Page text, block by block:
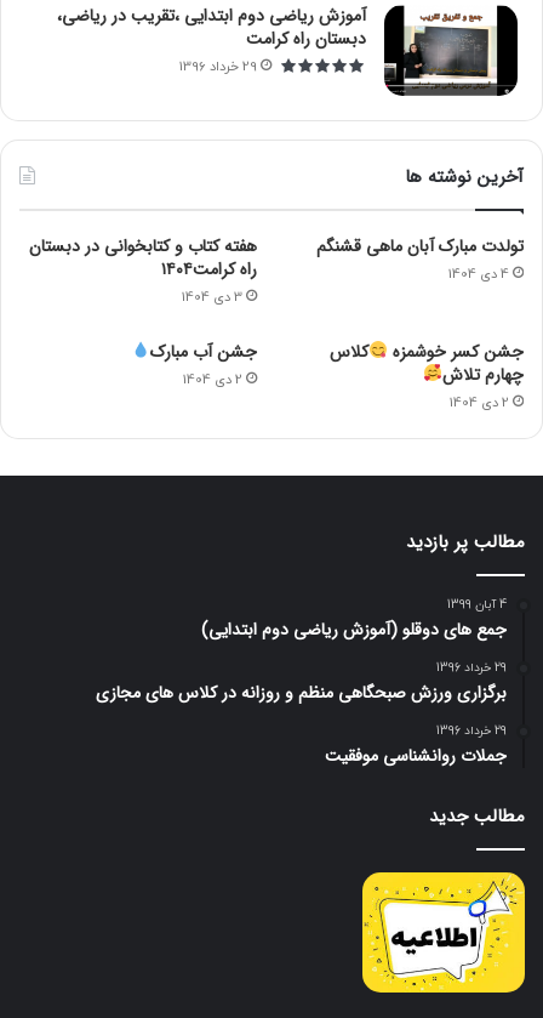
آموزش ریاضی دوم ابتدایی ،تقریب در ریاضی،
دبستان راه کرامت
29 خرداد 1396
آخرین نوشته ها
تولدت مبارک آبان ماهی قشنگم
4 دی 1404
هفته کتاب و کتابخوانی در دبستان
راه کرامت۱۴۰۴
3 دی 1404
جشن کسر خوشمزه
کلاس
چهارم تلاش
2 دی 1404
جشن آب مبارک
2 دی 1404
مطالب پر بازدید
4 آبان 1399
جمع های دوقلو (آموزش ریاضی دوم ابتدایی)
29 خرداد 1396
برگزاری ورزش صبحگاهی منظم و روزانه در کلاس های مجازی
29 خرداد 1396
جملات روانشناسی موفقیت
مطالب جدید